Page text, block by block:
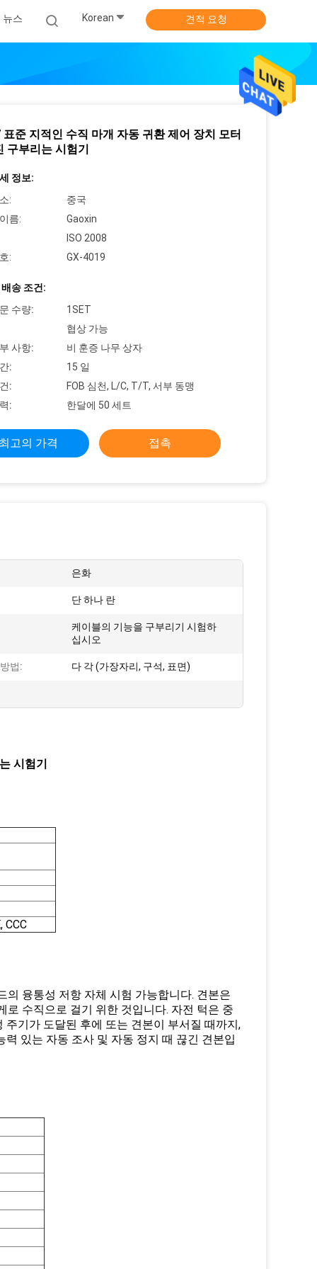
뉴스 Korean 견적 요청
표준 지적인 수직 마개 자동 귀환 제어 장치 모터
구부리는 시험기
정보:
:
중국
름:
Gaoxin
ISO 2008
:
GX-4019
송 조건:
수량:
1SET
협상 가능
사항:
비 훈증 나무 상자
:
15 일
:
FOB 심천, L/C, T/T, 서부 동맹
:
한달에 50 세트
고의 가격 접촉
은화
단 하나 란
케이블의 기능을 구부리기 시험하
십시오
법: 다 각 (가장자리, 구석, 표면)
시험기
CCC
융통성 저항 자체 시험 가능합니다. 견본은
수직으로 걸기 위한 것입니다. 자전 턱은 중
기가 도달된 후에 또는 견본이 부서질 때까지,
있는 자동 조사 및 자동 정지 때 끊긴 견본입